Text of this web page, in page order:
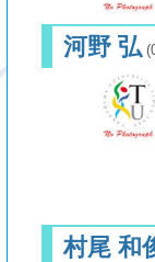
河野 弘
村尾 和